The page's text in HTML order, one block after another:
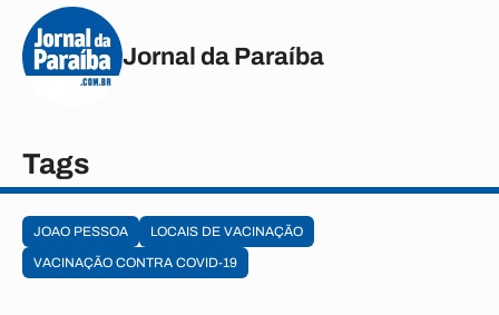
Jornal da Paraíba
Tags
JOAO PESSOA
LOCAIS DE VACINAÇÃO
VACINAÇÃO CONTRA COVID-19